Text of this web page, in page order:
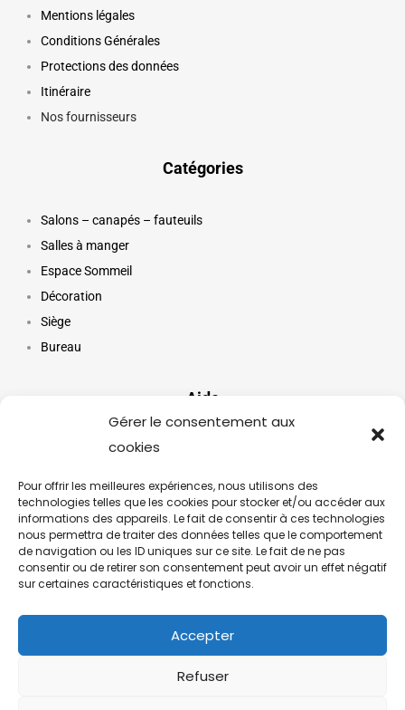
Gérer le consentement aux
cookies
Pour offrir les meilleures expériences, nous utilisons des
technologies telles que les cookies pour stocker et/ou accéder aux
informations des appareils. Le fait de consentir à ces technologies
nous permettra de traiter des données telles que le comportement
de navigation ou les ID uniques sur ce site. Le fait de ne pas
consentir ou de retirer son consentement peut avoir un effet négatif
sur certaines caractéristiques et fonctions.
Accepter
Refuser
Mentions légales
Conditions Générales
Protections des données
Itinéraire
Nos fournisseurs
Catégories
Salons – canapés – fauteuils
Salles à manger
Espace Sommeil
Décoration
Siège
Bureau
Aide
Mon compte
Service Client
FAQ
Suivez notre actualité